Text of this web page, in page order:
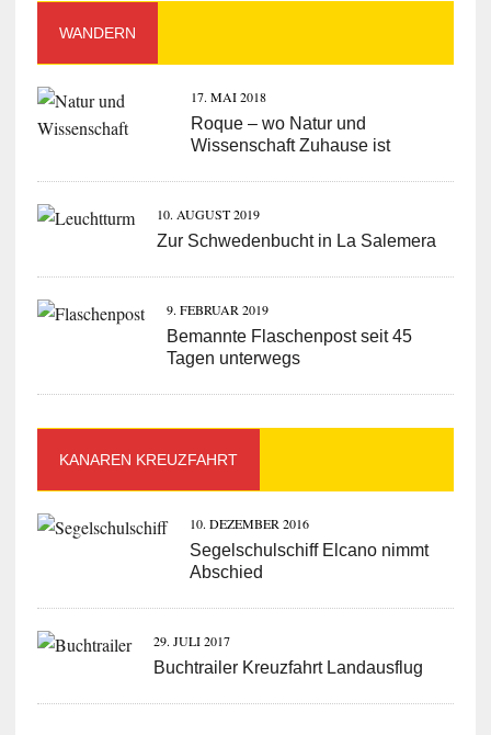
WANDERN
17. MAI 2018
Roque – wo Natur und
Wissenschaft Zuhause ist
10. AUGUST 2019
Zur Schwedenbucht in La Salemera
9. FEBRUAR 2019
Bemannte Flaschenpost seit 45
Tagen unterwegs
KANAREN KREUZFAHRT
10. DEZEMBER 2016
Segelschulschiff Elcano nimmt
Abschied
29. JULI 2017
Buchtrailer Kreuzfahrt Landausflug